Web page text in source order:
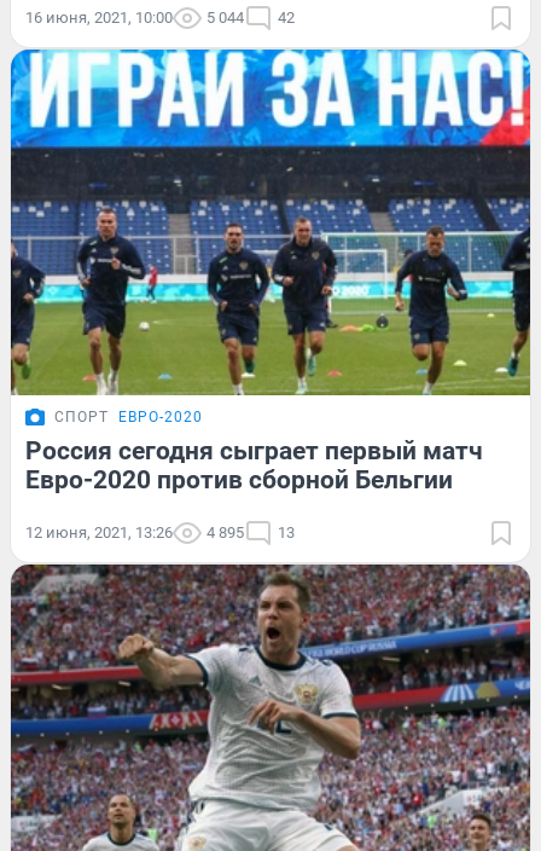
16 июня, 2021, 10:00 5 044 42
СПОРТ ЕВРО-2020
Россия сегодня сыграет первый матч
Евро-2020 против сборной Бельгии
12 июня, 2021, 13:26 4 895 13